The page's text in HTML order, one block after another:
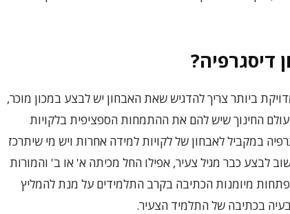
דיסגרפיה?
ביותר צריך להדגיש שאת האבחון יש לבצע במכון מוכר,
החינוך שיש להם את ההתמחות הספציפית בלקויות
במקביל לאבחון של לקויות למידה אחרות ויש מי שיתרכז
לבצע כבר מגיל צעיר, אפילו החל מכיתה א' או ב' והמורות
מיומנות הכתיבה בקרב התלמידים על מנת להמליץ
בכתיבה של התלמיד הצעיר.